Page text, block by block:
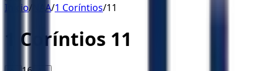
Início/ NAA/1 Coríntios/11
1 Coríntios 11